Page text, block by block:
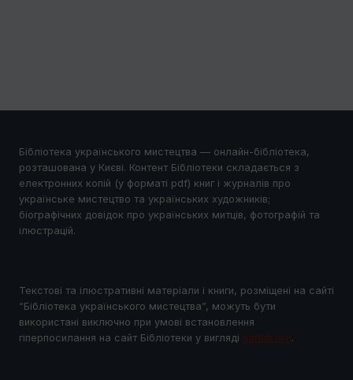
Бібліотека українського мистецтва — онлайн-бібліотека,
розташована у Києві. Контент Бібліотеки складається з
електронних копій (у форматі pdf) книг і журналів про
українське мистецтво та українських художників;
біографічних довідок про українських митців, фотографій та
ілюстрацій.
Текстові та ілюстративні матеріали і книги, розміщені на сайті
“Бібліотека українського мистецтва”, можуть бути
використані виключно при умові встановлення
гіперпосилання на сайт Бібліотеки у виглядi uartlib.org.